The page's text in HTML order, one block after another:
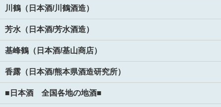
川鶴（日本酒/川鶴酒造）
芳水（日本酒/芳水酒造）
基峰鶴（日本酒/基山商店）
香露（日本酒/熊本県酒造研究所）
■日本酒 全国各地の地酒■